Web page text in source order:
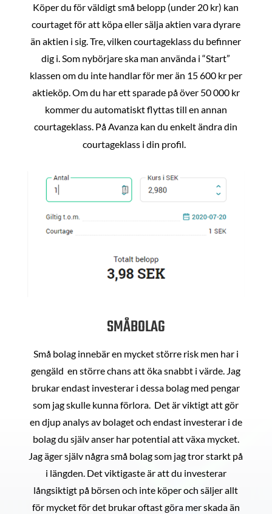
Köper du för väldigt små belopp (under 20 kr) kan
courtaget för att köpa eller sälja aktien vara dyrare
än aktien i sig. Tre, vilken courtageklass du befinner
dig i. Som nybörjare ska man använda i “Start”
klassen om du inte handlar för mer än 15 600 kr per
aktieköp. Om du har ett sparade på över 50 000 kr
kommer du automatiskt flyttas till en annan
courtageklass. På Avanza kan du enkelt ändra din
courtageklass i din profil.
SMÅBOLAG
Små bolag innebär en mycket större risk men har i
gengäld en större chans att öka snabbt i värde. Jag
brukar endast investerar i dessa bolag med pengar
som jag skulle kunna förlora. Det är viktigt att gör
en djup analys av bolaget och endast investerar i de
bolag du själv anser har potential att växa mycket.
Jag äger själv några små bolag som jag tror starkt på
i längden. Det viktigaste är att du investerar
långsiktigt på börsen och inte köper och säljer allt
för mycket för det brukar oftast göra mer skada än